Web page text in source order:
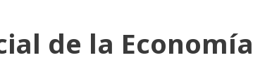
de la Economía